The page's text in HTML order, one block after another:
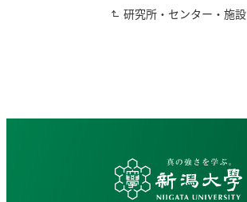
研究所・センター・施設